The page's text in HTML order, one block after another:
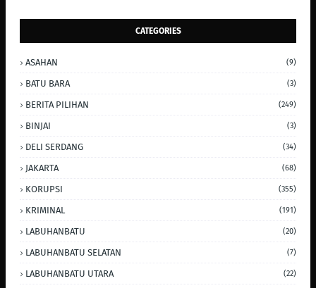
CATEGORIES
ASAHAN (9)
BATU BARA (3)
BERITA PILIHAN (249)
BINJAI (3)
DELI SERDANG (34)
JAKARTA (68)
KORUPSI (355)
KRIMINAL (191)
LABUHANBATU (20)
LABUHANBATU SELATAN (7)
LABUHANBATU UTARA (22)